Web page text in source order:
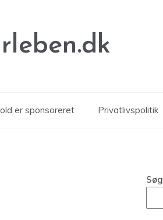
er sponsoreret Privatlivspolitik
Søg